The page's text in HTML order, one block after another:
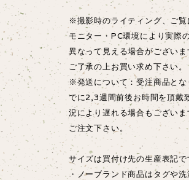
※撮影時のライティング、ご覧
モニター・PC環境により実際
異なって見える場合がございま
ご了承の上お買い求め下さい。
※発送について：受注商品とな
でに2,3週間前後お時間を頂戴
況により遅れる場合もござい
ご注文下さい。
サイズは買付け先の生産表記
・ノーブランド商品はタグや